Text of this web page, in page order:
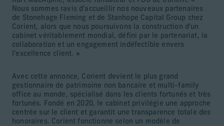
Nous sommes ravis d'accueillir nos nouveaux partenaires
de Stonehage Fleming et de Stanhope Capital Group chez
Corient, alors que nous poursuivons la construction d'un
cabinet véritablement mondial, défini par le partenariat, la
collaboration et un engagement indéfectible envers
l'excellence client. »
Avec cette annonce, Corient devient le plus grand
gestionnaire de patrimoine non bancaire et multi-family
office au monde, spécialisé dans les clients fortunés et très
fortunés. Fondé en 2020, le cabinet privilégie une approche
centrée sur le client et garantit une transparence totale des
honoraires. Corient fonctionne selon un modèle de